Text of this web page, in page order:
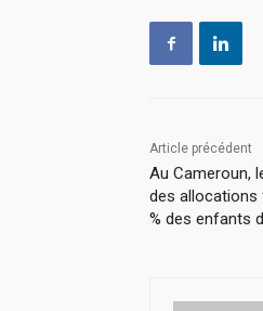
Article précédent
Au Cameroun,
des allocations
% des enfants